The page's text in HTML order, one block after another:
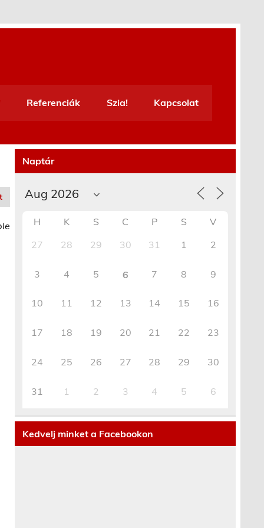
Referenciák Szia! Kapcsolat
Naptár
H K S C P S
V
27
28 29 30 31 1 2
3 4 5 6 7 8 9
10 11 12 13 14 15 16
17 18 19 20 21 22 23
24 25 26 27 28 29 30
31 1 2 3 4 5 6
Kedvelj minket a Facebookon